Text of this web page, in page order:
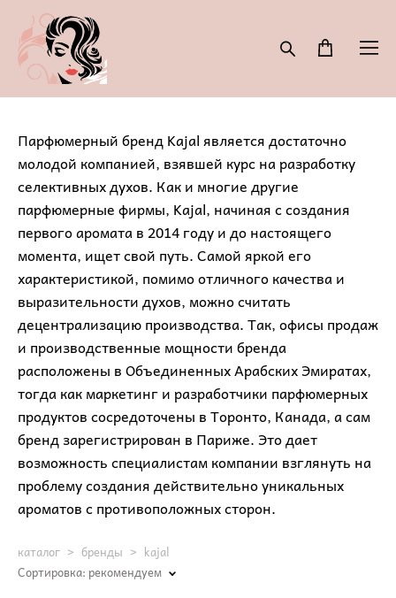
Парфюмерный бренд Kajal является достаточно
молодой компанией, взявшей курс на разработку
селективных духов. Как и многие другие
парфюмерные фирмы, Kajal, начиная с создания
первого аромата в 2014 году и до настоящего
момента, ищет свой путь. Самой яркой его
характеристикой, помимо отличного качества и
выразительности духов, можно считать
децентрализацию производства. Так, офисы продаж
и производственные мощности бренда
расположены в Объединенных Арабских Эмиратах,
тогда как маркетинг и разработчики парфюмерных
продуктов сосредоточены в Торонто, Канада, а сам
бренд зарегистрирован в Париже. Это дает
возможность специалистам компании взглянуть на
проблему создания действительно уникальных
ароматов с противоположных сторон.
каталог > бренды > kajal
Сортировка:рекомендуем